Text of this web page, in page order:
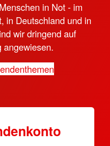
in Not - im
in Deutschland und in
wir dringend auf
angewiesen.